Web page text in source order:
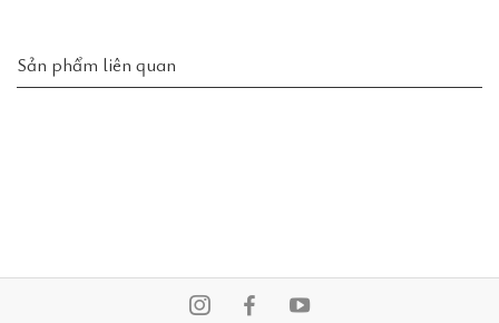
Sản phẩm liên quan